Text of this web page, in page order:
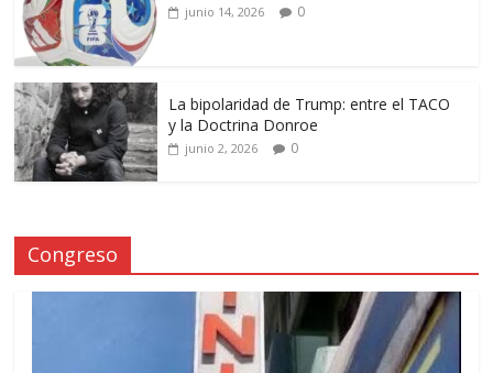
junio 14, 2026 0
La bipolaridad de Trump: entre el TACO
y la Doctrina Donroe
junio 2, 2026 0
Congreso